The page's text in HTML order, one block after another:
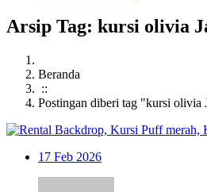
Arsip Tag: kursi olivia
Beranda
::
Postingan diberi tag "kursi olivia
17 Feb 2026